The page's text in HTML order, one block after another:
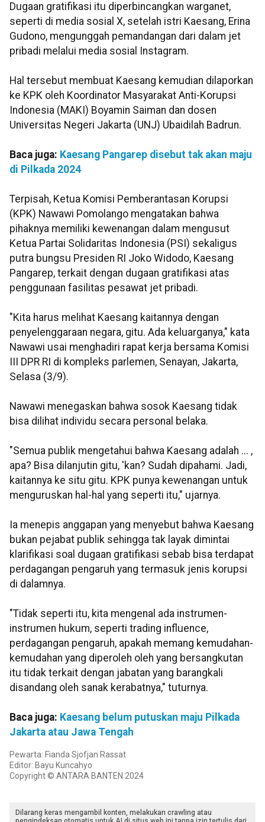
Dugaan gratifikasi itu diperbincangkan warganet,
seperti di media sosial X, setelah istri Kaesang, Erina
Gudono, mengunggah pemandangan dari dalam jet
pribadi melalui media sosial Instagram.
Hal tersebut membuat Kaesang kemudian dilaporkan
ke KPK oleh Koordinator Masyarakat Anti-Korupsi
Indonesia (MAKI) Boyamin Saiman dan dosen
Universitas Negeri Jakarta (UNJ) Ubaidilah Badrun.
Baca juga: Kaesang Pangarep disebut tak akan maju
di Pilkada 2024
Terpisah, Ketua Komisi Pemberantasan Korupsi
(KPK) Nawawi Pomolango mengatakan bahwa
pihaknya memiliki kewenangan dalam mengusut
Ketua Partai Solidaritas Indonesia (PSI) sekaligus
putra bungsu Presiden RI Joko Widodo, Kaesang
Pangarep, terkait dengan dugaan gratifikasi atas
penggunaan fasilitas pesawat jet pribadi.
"Kita harus melihat Kaesang kaitannya dengan
penyelenggaraan negara, gitu. Ada keluarganya," kata
Nawawi usai menghadiri rapat kerja bersama Komisi
III DPR RI di kompleks parlemen, Senayan, Jakarta,
Selasa (3/9).
Nawawi menegaskan bahwa sosok Kaesang tidak
bisa dilihat individu secara personal belaka.
"Semua publik mengetahui bahwa Kaesang adalah ... ,
apa? Bisa dilanjutin gitu, 'kan? Sudah dipahami. Jadi,
kaitannya ke situ gitu. KPK punya kewenangan untuk
menguruskan hal-hal yang seperti itu," ujarnya.
Ia menepis anggapan yang menyebut bahwa Kaesang
bukan pejabat publik sehingga tak layak dimintai
klarifikasi soal dugaan gratifikasi sebab bisa terdapat
perdagangan pengaruh yang termasuk jenis korupsi
di dalamnya.
"Tidak seperti itu, kita mengenal ada instrumen-
instrumen hukum, seperti trading influence,
perdagangan pengaruh, apakah memang kemudahan-
kemudahan yang diperoleh oleh yang bersangkutan
itu tidak terkait dengan jabatan yang barangkali
disandang oleh sanak kerabatnya," tuturnya.
Baca juga: Kaesang belum putuskan maju Pilkada
Jakarta atau Jawa Tengah
Pewarta: Fianda Sjofjan Rassat
Editor: Bayu Kuncahyo
Copyright © ANTARA BANTEN 2024
Dilarang keras mengambil konten, melakukan crawling atau